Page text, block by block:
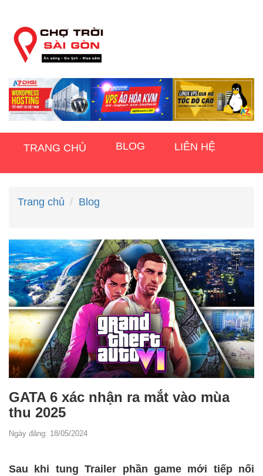
TRANG CHỦ BLOG LIÊN HỆ
Trang chủ Blog
GATA 6 xác nhận ra mắt vào mùa
thu 2025
Ngày đăng: 18/05/2024
Sau khi tung Trailer phần game mới tiếp nối